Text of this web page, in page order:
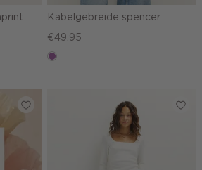
Kabelgebreide spencer
€49.95
lila